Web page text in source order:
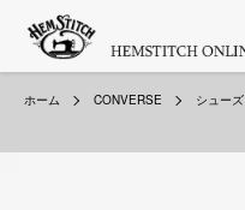
ホーム CONVERSE シューズ